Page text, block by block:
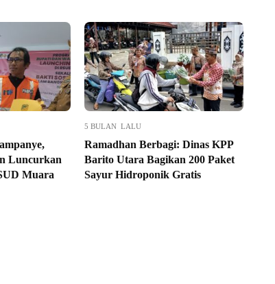
Luncurkan
Muara
5 BULAN LALU
Ramadhan Berbagi: Dinas KPP
Barito Utara Bagikan 200 Paket
Sayur Hidroponik Gratis